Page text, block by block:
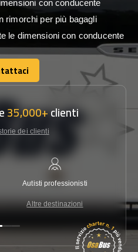
con conducente
rimorchi per più bagagli
le dimensioni con conducente
35,000+clienti
dei clienti
Autisti professionisti
Altre destinazioni